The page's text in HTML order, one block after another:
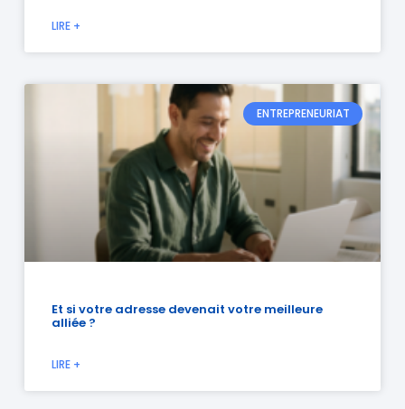
LIRE +
ENTREPRENEURIAT
Et si votre adresse devenait votre meilleure
alliée ?
LIRE +